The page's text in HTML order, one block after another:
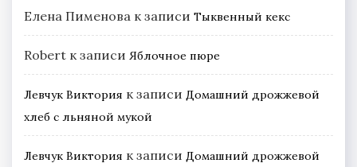
Елена Пименова к записи Тыквенный кекс
Robert к записи Яблочное пюре
Левчук Виктория к записи Домашний дрожжевой
хлеб с льняной мукой
Левчук Виктория к записи Домашний дрожжевой